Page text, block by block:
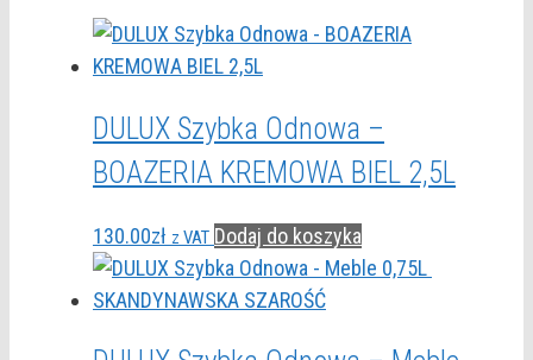
DULUX Szybka Odnowa –
BOAZERIA KREMOWA BIEL 2,5L
130.00zł z VAT Dodaj do koszyka